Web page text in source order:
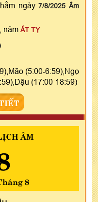
ngày7/8/2025 Âm
, năm ẤT TỴ
(5:00-6:59),Ngọ
(17:00-18:59)
ÂM
8